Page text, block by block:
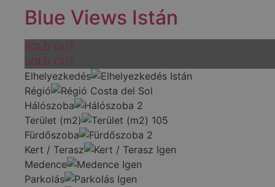
Blue Views Istán
SOLD OUT
SOLD OUT
Elhelyezkedés
Istán
Régió
Costa del Sol
Hálószoba
2
Terület (m2)
105
Fürdőszoba
2
Kert / Terasz
Igen
Medence
Igen
Parkolás
Igen